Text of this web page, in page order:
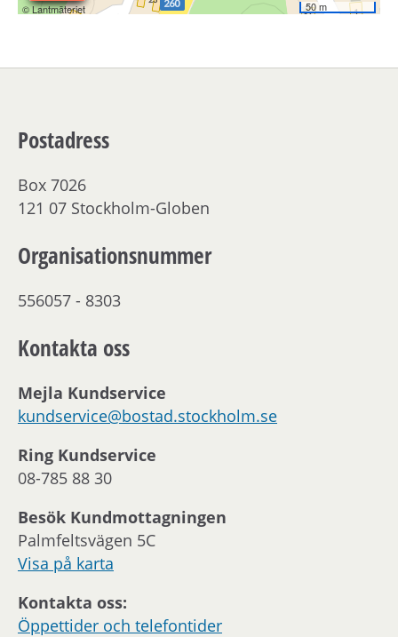
Postadress
Box 7026
121 07 Stockholm-Globen
Organisationsnummer
556057 - 8303
Kontakta oss
Mejla Kundservice
kundservice@bostad.stockholm.se
Ring Kundservice
08-785 88 30
Besök Kundmottagningen
Palmfeltsvägen 5C
Visa på karta
Kontakta oss:
Öppettider och telefontider